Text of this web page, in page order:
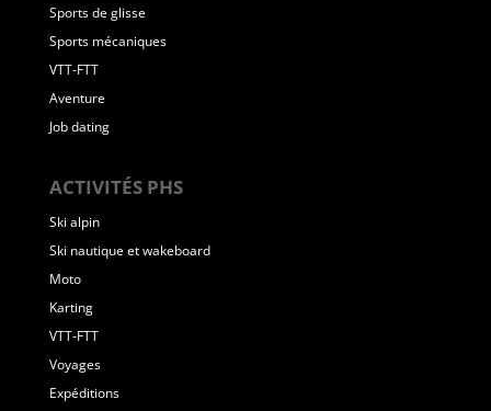
Sports de glisse
Sports mécaniques
VTT-FTT
Aventure
Job dating
ACTIVITÉS PHS
Ski alpin
Ski nautique et wakeboard
Moto
Karting
VTT-FTT
Voyages
Expéditions